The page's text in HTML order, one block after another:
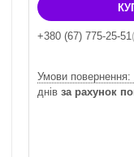
+380 (67) 775-25-51
днів за рахунок